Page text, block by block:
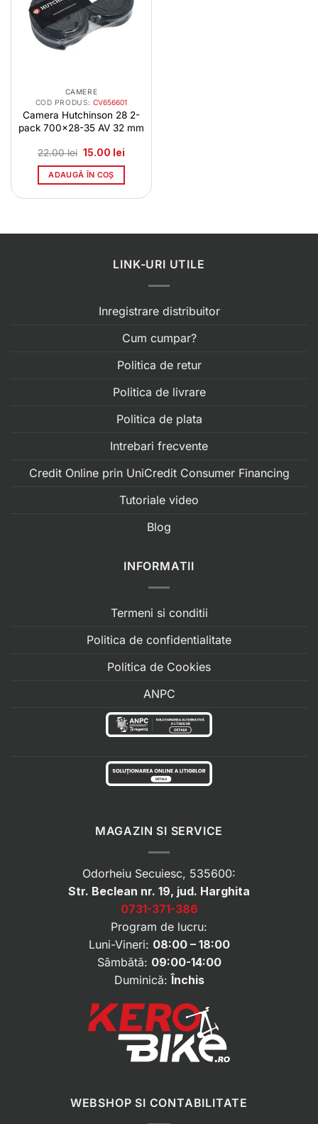
CAMERE
COD PRODUS:CV656601
Camera Hutchinson 28 2-
pack 700×28-35 AV 32 mm
22.00lei Prețul
a
fost:
15.00 lei
ADAUGĂ ÎN COȘ
LINK-URI UTILE
Inregistrare distribuitor
Cum cumpar?
Politica de retur
Politica de livrare
Politica de plata
Intrebari frecvente
Credit Online prin UniCredit Consumer Financing
Tutoriale video
Blog
INFORMATII
Termeni si conditii
Politica de confidentialitate
Politica de Cookies
ANPC
MAGAZIN SI SERVICE
Odorheiu Secuiesc, 535600:
Str. Beclean nr. 19, jud. Harghita
0731-371-386
Program de lucru:
Luni-Vineri: 08:00 – 18:00
Sâmbătă: 09:00-14:00
Duminică:Închis
WEBSHOP SI CONTABILITATE